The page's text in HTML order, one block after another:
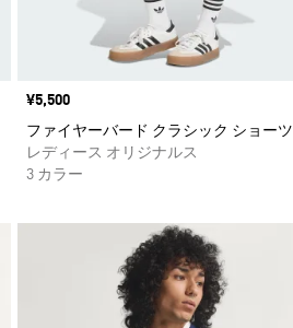
価格
¥5,500
ファイヤーバード クラシック ショーツ
レディース オリジナルス
3 カラー
ほしいものリストに追加